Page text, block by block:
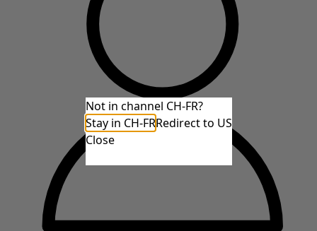
Not in channel CH-FR?
Stay in CH-FRRedirect to US
Close